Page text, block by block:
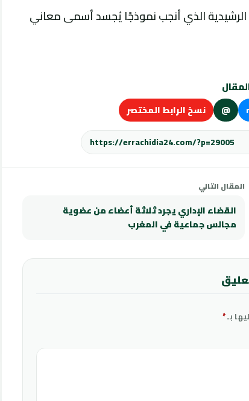
الرشيدية الذي أنجب نموذجًا يُجسد أسمى معاني
@ نسخ الرابط المختصر
المقال التالي
القضاء الإداري يجرد ثلاثة أعضاء من عضوية
مجالس جماعية في المغرب
بـ*